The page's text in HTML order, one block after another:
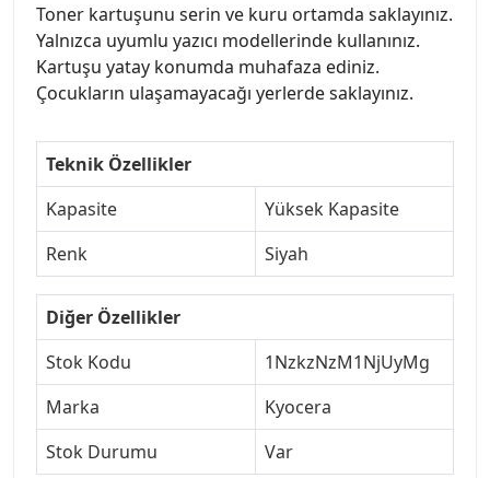
Toner kartuşunu serin ve kuru ortamda saklayınız.
Yalnızca uyumlu yazıcı modellerinde kullanınız.
Kartuşu yatay konumda muhafaza ediniz.
Çocukların ulaşamayacağı yerlerde saklayınız.
Teknik Özellikler
Kapasite
Yüksek Kapasite
Renk
Siyah
Diğer Özellikler
Stok Kodu
1NzkzNzM1NjUyMg
Marka
Kyocera
Stok Durumu
Var